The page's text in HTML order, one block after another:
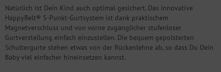
Natürlich ist Dein Kind auch optimal gesichert. Das innovative
HappyBelt® 5-Punkt-Gurtsystem ist dank praktischem
Magnetverschluss und von vorne zugänglicher stufenloser
Gurtverstellung einfach einzustellen. Die bequem gepolsterten
Schultergurte stehen etwas von der Rückenlehne ab, so dass Du Dein
Baby viel einfacher hineinsetzen kannst.